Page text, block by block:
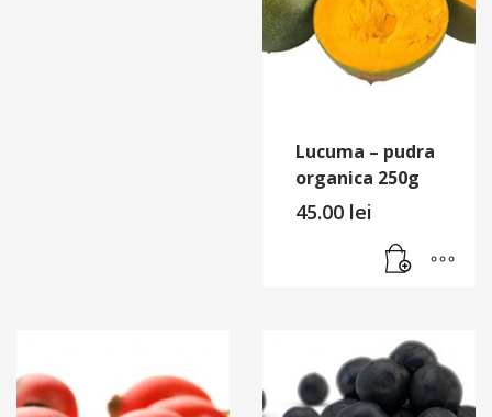
Lucuma – pudra
organica 250g
45.00 lei